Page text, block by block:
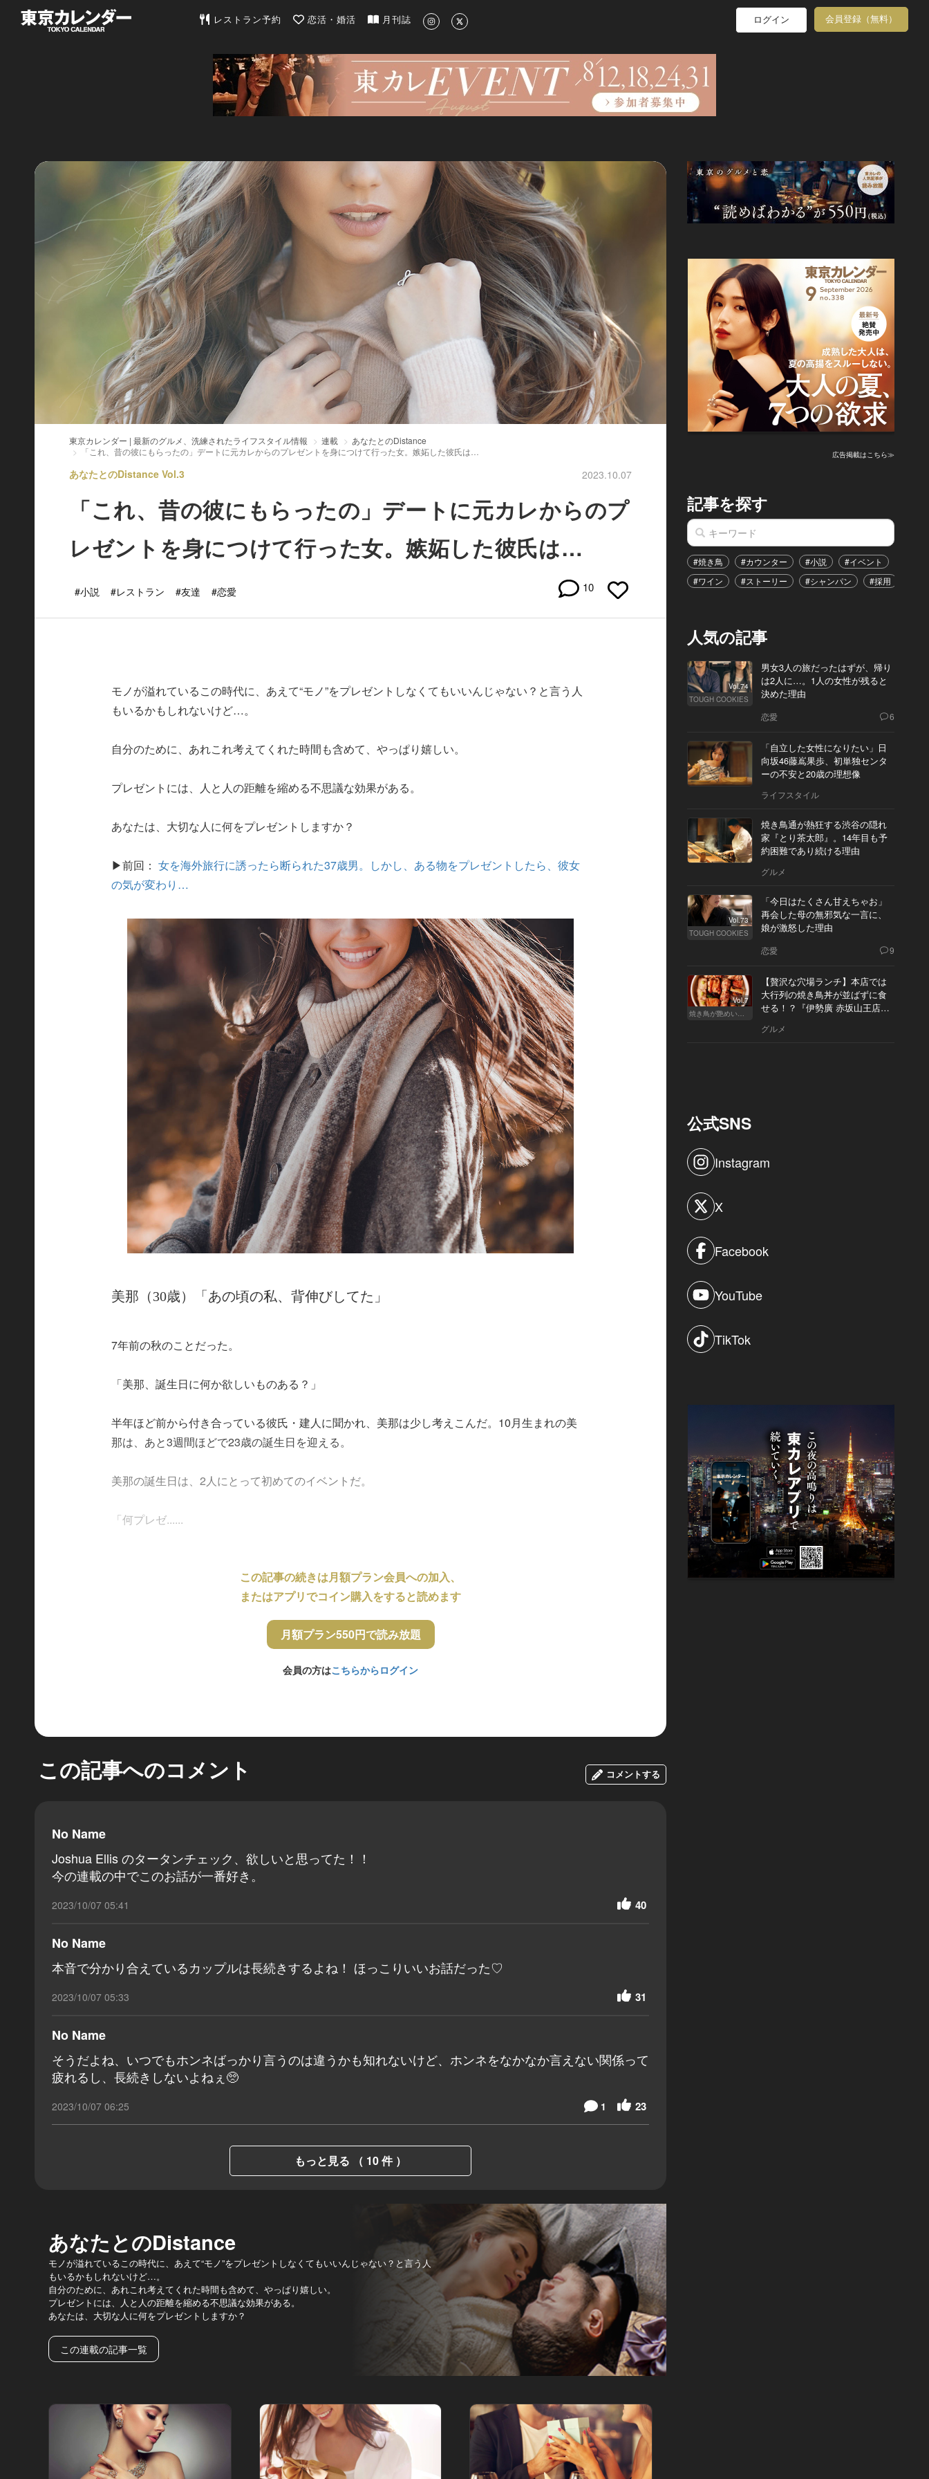
東京カレンダー | 最新のグルメ、洗練されたライフスタイル情報
レストラン予約 恋活・婚活 月刊誌 ログイン 会員登録（無料）
東京カレンダー | 最新のグルメ、洗練されたライフスタイル情報 連載
あなたとのDistance
「これ、昔の彼にもらったの」デートに元カレからのプレゼントを身につけて行った女。嫉妬した彼氏は…
あなたとのDistance Vol.3 2023.10.07
「これ、昔の彼にもらったの」デートに元カレからのプ
レゼントを身につけて行った女。嫉妬した彼氏は…
#小説 #レストラン #友達 #恋愛 10
モノが溢れているこの時代に、あえて“モノ”をプレゼントしなくてもいいんじゃない？と言う人
もいるかもしれないけど…。
自分のために、あれこれ考えてくれた時間も含めて、やっぱり嬉しい。
プレゼントには、人と人の距離を縮める不思議な効果がある。
あなたは、大切な人に何をプレゼントしますか？
▶前回： 女を海外旅行に誘ったら断られた37歳男。しかし、ある物をプレゼントしたら、彼女
の気が変わり…
美那（30歳）「あの頃の私、背伸びしてた」
7年前の秋のことだった。
「美那、誕生日に何か欲しいものある？」
半年ほど前から付き合っている彼氏・建人に聞かれ、美那は少し考えこんだ。10月生まれの美
那は、あと3週間ほどで23歳の誕生日を迎える。
美那の誕生日は、2人にとって初めてのイベントだ。
「何プレゼ......
この記事の続きは月額プラン会員への加入、
またはアプリでコイン購入をすると読めます
月額プラン550円で読み放題
会員の方はこちらからログイン
この記事へのコメント コメントする
No Name
Joshua Ellis のタータンチェック、欲しいと思ってた！！
今の連載の中でこのお話が一番好き。
2023/10/07 05:41 40
No Name
本音で分かり合えているカップルは長続きするよね！ ほっこりいいお話だった♡
2023/10/07 05:33 31
No Name
そうだよね、いつでもホンネばっかり言うのは違うかも知れないけど、ホンネをなかなか言えない関係って
疲れるし、長続きしないよねぇ🥺
2023/10/07 06:25 23
1
もっと見る （ 10 件 ）
あなたとのDistance
モノが溢れているこの時代に、あえて“モノ”をプレゼントしなくてもいいんじゃない？と言う人
もいるかもしれないけど…。
自分のために、あれこれ考えてくれた時間も含めて、やっぱり嬉しい。
プレゼントには、人と人の距離を縮める不思議な効果がある。
あなたは、大切な人に何をプレゼントしますか？
この連載の記事一覧
広告掲載はこちら≫
記事を探す
#焼き鳥 #カウンター #小説 #イベント
#ワイン
#ストーリー #シャンパン #採用
人気の記事
Vol.74
TOUGH COOKIES
男女3人の旅だったはずが、帰り
は2人に…。1人の女性が残ると
決めた理由
恋愛 6
「自立した女性になりたい」日
向坂46藤嶌果歩、初単独センタ
ーの不安と20歳の理想像
ライフスタイル
焼き鳥通が熱狂する渋谷の隠れ
家『とり茶太郎』。14年目も予
約困難であり続ける理由
グルメ
Vol.73
TOUGH COOKIES
「今日はたくさん甘えちゃお」
再会した母の無邪気な一言に、
娘が激怒した理由
恋愛 9
Vol.7
焼き鳥が艶めいてきた
【贅沢な穴場ランチ】本店では
大行列の焼き鳥丼が並ばずに食
せる！？『伊勢廣 赤坂山王店』
グルメ
公式SNS
Instagram
X
Facebook
YouTube
TikTok